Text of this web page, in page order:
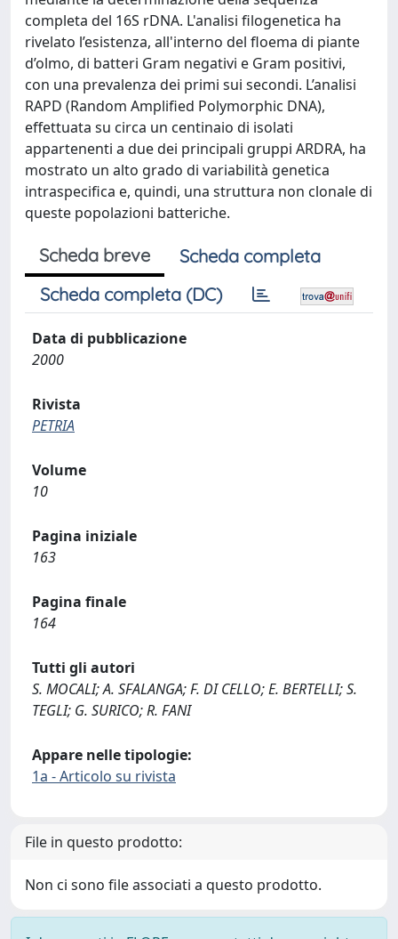
completa del 16S rDNA. L'analisi filogenetica ha
rivelato l’esistenza, all'interno del floema di piante
d’olmo, di batteri Gram negativi e Gram positivi,
con una prevalenza dei primi sui secondi. L’analisi
RAPD (Random Amplified Polymorphic DNA),
effettuata su circa un centinaio di isolati
appartenenti a due dei principali gruppi ARDRA, ha
mostrato un alto grado di variabilità genetica
intraspecifica e, quindi, una struttura non clonale di
queste popolazioni batteriche.
Scheda breve
Scheda completa
Scheda completa (DC)
Data di pubblicazione
2000
Rivista
PETRIA
Volume
10
Pagina iniziale
163
Pagina finale
164
Tutti gli autori
S. MOCALI; A. SFALANGA; F. DI CELLO; E. BERTELLI; S.
TEGLI; G. SURICO; R. FANI
Appare nelle tipologie:
1a - Articolo su rivista
File in questo prodotto:
Non ci sono file associati a questo prodotto.